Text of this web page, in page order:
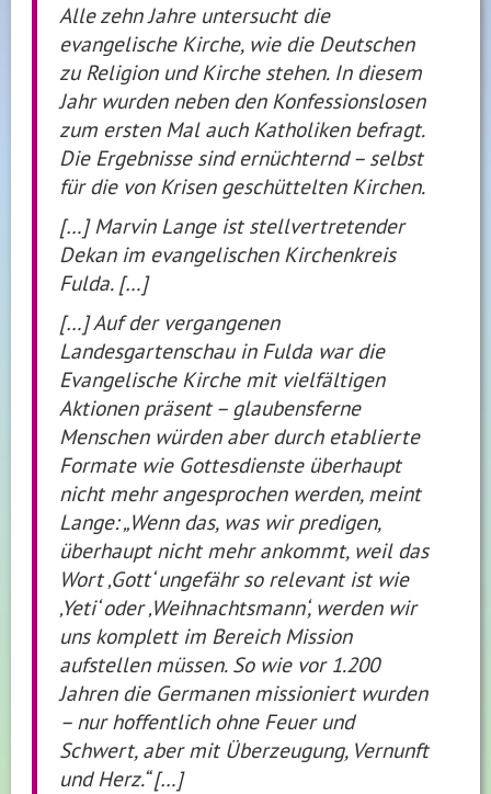
Alle zehn Jahre untersucht die
evangelische Kirche, wie die Deutschen
zu Religion und Kirche stehen. In diesem
Jahr wurden neben den Konfessionslosen
zum ersten Mal auch Katholiken befragt.
Die Ergebnisse sind ernüchternd – selbst
für die von Krisen geschüttelten Kirchen.
[…] Marvin Lange ist stellvertretender
Dekan im evangelischen Kirchenkreis
Fulda. […]
[…] Auf der vergangenen
Landesgartenschau in Fulda war die
Evangelische Kirche mit vielfältigen
Aktionen präsent – glaubensferne
Menschen würden aber durch etablierte
Formate wie Gottesdienste überhaupt
nicht mehr angesprochen werden, meint
Lange: „Wenn das, was wir predigen,
überhaupt nicht mehr ankommt, weil das
Wort ‚Gott‘ ungefähr so relevant ist wie
‚Yeti‘ oder ‚Weihnachtsmann‘, werden wir
uns komplett im Bereich Mission
aufstellen müssen. So wie vor 1.200
Jahren die Germanen missioniert wurden
– nur hoffentlich ohne Feuer und
Schwert, aber mit Überzeugung, Vernunft
und Herz.“ […]